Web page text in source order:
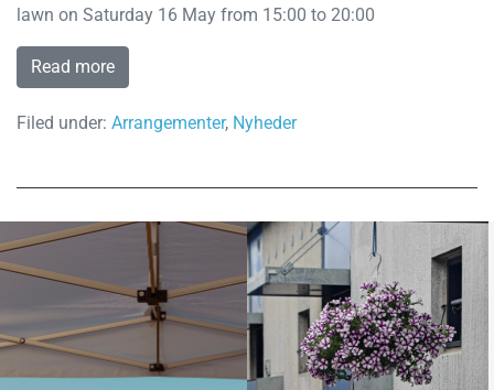
lawn on Saturday 16 May from 15:00 to 20:00
Read more
Filed under: Arrangementer, Nyheder